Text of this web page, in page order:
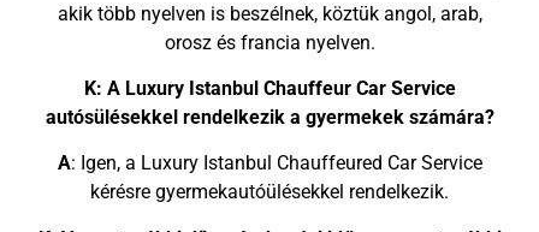
akik több nyelven is beszélnek, köztük angol, arab,
orosz és francia nyelven.
K: A Luxury Istanbul Chauffeur Car Service
autósülésekkel rendelkezik a gyermekek számára?
A: Igen, a Luxury Istanbul Chauffeured Car Service
kérésre gyermekautóülésekkel rendelkezik.